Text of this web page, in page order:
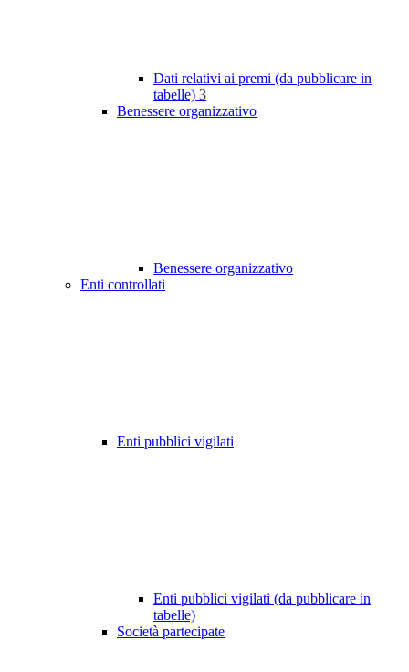
Dati relativi ai premi (da pubblicare in
tabelle) 3
Benessere organizzativo
Benessere organizzativo
Enti controllati
Enti pubblici vigilati
Enti pubblici vigilati (da pubblicare in
tabelle)
Società partecipate